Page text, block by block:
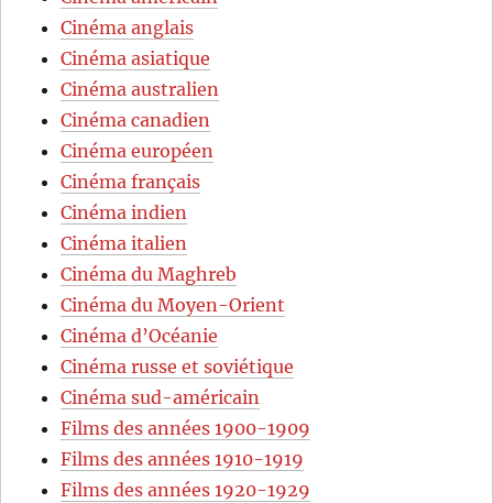
Cinéma anglais
Cinéma asiatique
Cinéma australien
Cinéma canadien
Cinéma européen
Cinéma français
Cinéma indien
Cinéma italien
Cinéma du Maghreb
Cinéma du Moyen-Orient
Cinéma d’Océanie
Cinéma russe et soviétique
Cinéma sud-américain
Films des années 1900-1909
Films des années 1910-1919
Films des années 1920-1929